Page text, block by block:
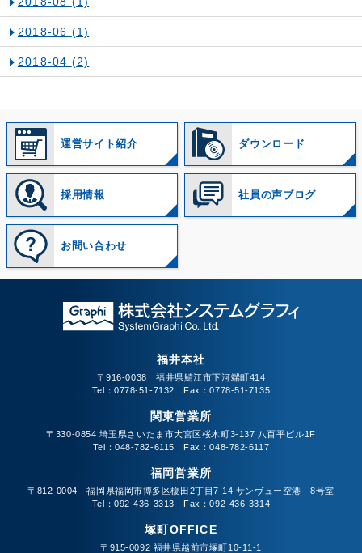
2018-06 (1)
2018-04 (2)
運営サイト紹介 ダウンロード
採用情報 社員の声ブログ
お問い合わせ
福井本社
〒916-0038 福井県鯖江市下河端町414
Tel：0778-51-7132 Fax：0778-51-7135
関東営業所
〒330-0854 埼玉県さいたま市大宮区桜木町3-137 八百平ビル1F
Tel：048-782-6115 Fax：048-782-6117
福岡営業所
〒812-0004 福岡県福岡市博多区榎田2丁目7-14 サンヴュー空港 8号室
Tel：092-436-3313 Fax：092-436-3314
塚町OFFICE
〒915-0092 福井県越前市塚町10-11-1